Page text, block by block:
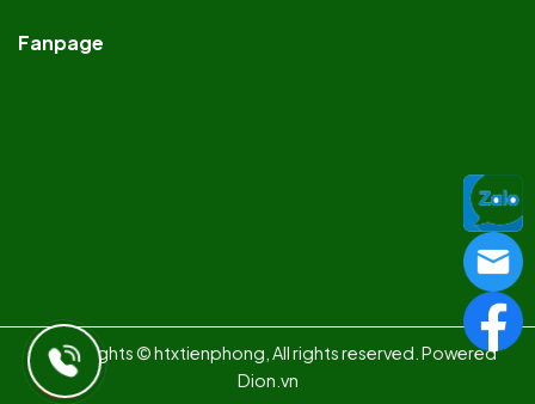
Fanpage
Copy rights © htxtienphong, All rights reserved. Powered
Dion.vn